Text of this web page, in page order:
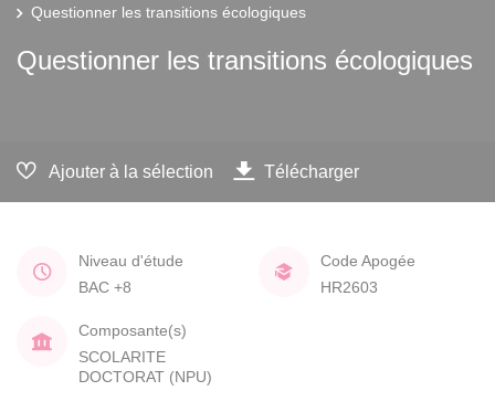
Questionner les transitions écologiques
Questionner les transitions écologiques
Ajouter à la sélection Télécharger
Niveau d'étude
BAC +8
Code Apogée
HR2603
Composante(s)
SCOLARITE
DOCTORAT (NPU)